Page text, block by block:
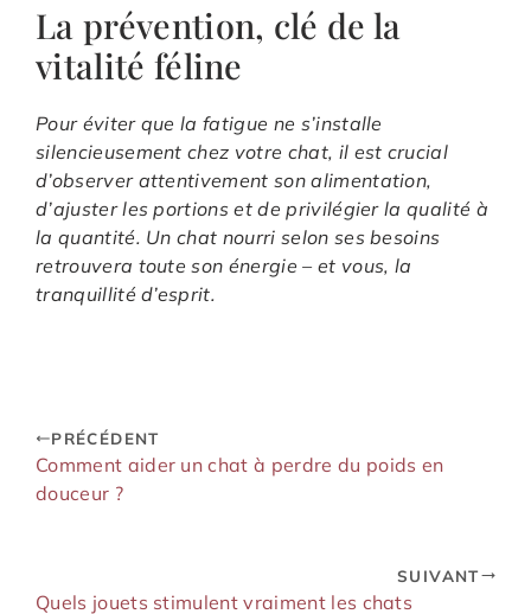
La prévention, clé de la
vitalité féline
Pour éviter que la fatigue ne s’installe
silencieusement chez votre chat, il est crucial
d’observer attentivement son alimentation,
d’ajuster les portions et de privilégier la qualité à
la quantité. Un chat nourri selon ses besoins
retrouvera toute son énergie – et vous, la
tranquillité d’esprit.
PRÉCÉDENT
Comment aider un chat à perdre du poids en
douceur ?
SUIVANT
Quels jouets stimulent vraiment les chats